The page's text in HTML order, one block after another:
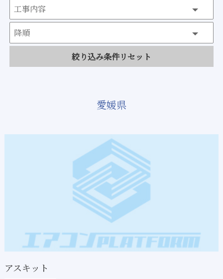
絞り込み条件リセット
愛媛県
アスキット